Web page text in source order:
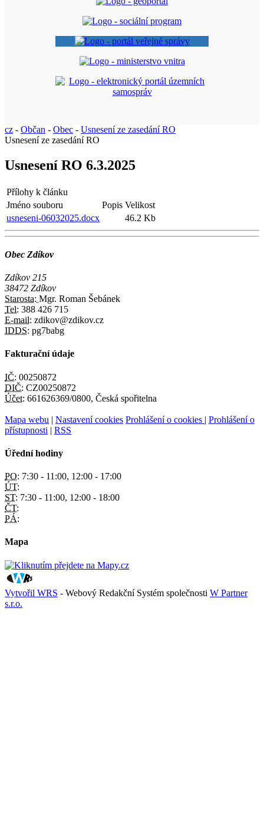
cz - Občan - Obec - Usnesení ze zasedání RO
Usnesení ze zasedání RO
Usnesení RO 6.3.2025
Přílohy k článku
Jméno souboru
Popis Velikost
usneseni-06032025.docx
46.2 Kb
Obec Zdíkov
Zdíkov 215
38472 Zdíkov
Starosta: Mgr. Roman Šebánek
Tel: 388 426 715
E-mail: zdikov@zdikov.cz
IDDS: pg7babg
Fakturační údaje
IČ: 00250872
DIČ: CZ00250872
Účet: 661626369/0800, Česká spořitelna
Mapa webu | Nastavení cookies Prohlášení o cookies | Prohlášení o
přístupnosti | RSS
Úřední hodiny
PO: 7:30 - 11:00, 12:00 - 17:00
ÚT:
ST: 7:30 - 11:00, 12:00 - 18:00
ČT:
PÁ:
Mapa
Vytvořil WRS - Webový Redakční Systém společnosti W Partner
s.r.o.